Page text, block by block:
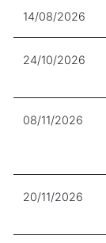
14/08/2026
24/10/2026
08/11/2026
20/11/2026